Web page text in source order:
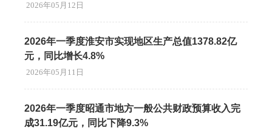
2026年05月12日
2026年一季度淮安市实现地区生产总值1378.82亿
元，同比增长4.8%
2026年05月11日
2026年一季度昭通市地方一般公共财政预算收入完
成31.19亿元，同比下降9.3%